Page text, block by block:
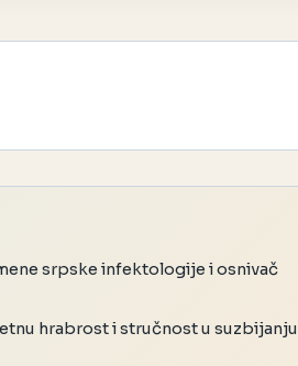
srpske infektologije i osnivač
hrabrost i stručnost u suzbijanju